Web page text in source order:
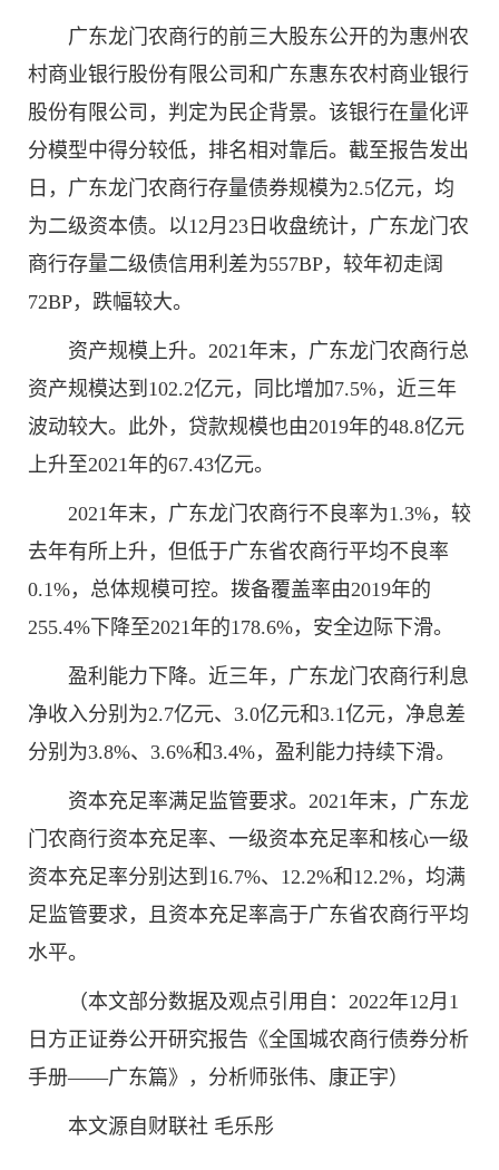
广东龙门农商行的前三大股东公开的为惠州农
村商业银行股份有限公司和广东惠东农村商业银行
股份有限公司，判定为民企背景。该银行在量化评
分模型中得分较低，排名相对靠后。截至报告发出
日，广东龙门农商行存量债券规模为2.5亿元，均
为二级资本债。以12月23日收盘统计，广东龙门农
商行存量二级债信用利差为557BP，较年初走阔
72BP，跌幅较大。
资产规模上升。2021年末，广东龙门农商行总
资产规模达到102.2亿元，同比增加7.5%，近三年
波动较大。此外，贷款规模也由2019年的48.8亿元
上升至2021年的67.43亿元。
2021年末，广东龙门农商行不良率为1.3%，较
去年有所上升，但低于广东省农商行平均不良率
0.1%，总体规模可控。拨备覆盖率由2019年的
255.4%下降至2021年的178.6%，安全边际下滑。
盈利能力下降。近三年，广东龙门农商行利息
净收入分别为2.7亿元、3.0亿元和3.1亿元，净息差
分别为3.8%、3.6%和3.4%，盈利能力持续下滑。
资本充足率满足监管要求。2021年末，广东龙
门农商行资本充足率、一级资本充足率和核心一级
资本充足率分别达到16.7%、12.2%和12.2%，均满
足监管要求，且资本充足率高于广东省农商行平均
水平。
（本文部分数据及观点引用自：2022年12月1
日方正证券公开研究报告《全国城农商行债券分析
手册——广东篇》，分析师张伟、康正宇）
本文源自财联社 毛乐彤